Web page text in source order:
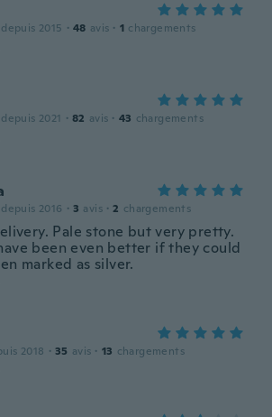
2015 · 48 avis · 1 chargements
2021 · 82 avis · 43 chargements
2016 · 3 avis · 2 chargements
Pale stone but very pretty.
been even better if they could
marked as silver.
2018 · 35 avis · 13 chargements